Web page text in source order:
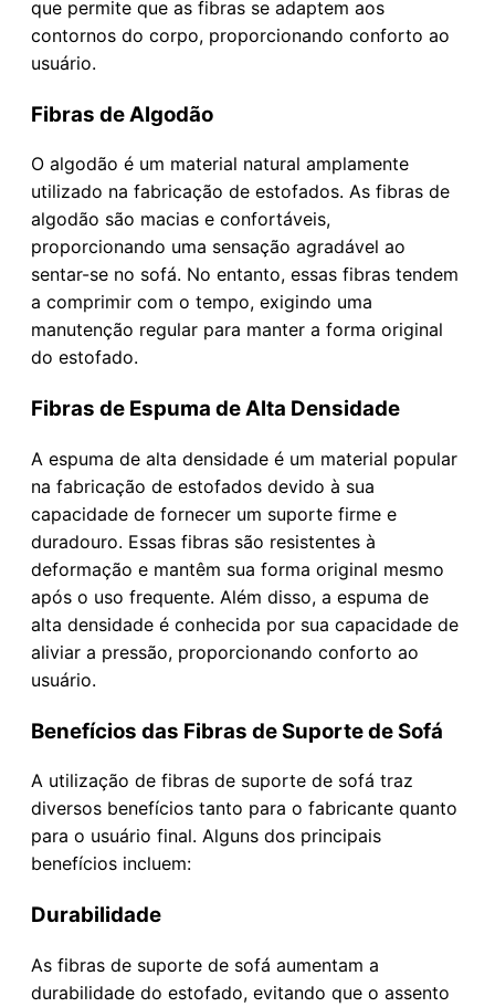
que permite que as fibras se adaptem aos
contornos do corpo, proporcionando conforto ao
usuário.
Fibras de Algodão
O algodão é um material natural amplamente
utilizado na fabricação de estofados. As fibras de
algodão são macias e confortáveis,
proporcionando uma sensação agradável ao
sentar-se no sofá. No entanto, essas fibras tendem
a comprimir com o tempo, exigindo uma
manutenção regular para manter a forma original
do estofado.
Fibras de Espuma de Alta Densidade
A espuma de alta densidade é um material popular
na fabricação de estofados devido à sua
capacidade de fornecer um suporte firme e
duradouro. Essas fibras são resistentes à
deformação e mantêm sua forma original mesmo
após o uso frequente. Além disso, a espuma de
alta densidade é conhecida por sua capacidade de
aliviar a pressão, proporcionando conforto ao
usuário.
Benefícios das Fibras de Suporte de Sofá
A utilização de fibras de suporte de sofá traz
diversos benefícios tanto para o fabricante quanto
para o usuário final. Alguns dos principais
benefícios incluem:
Durabilidade
As fibras de suporte de sofá aumentam a
durabilidade do estofado, evitando que o assento